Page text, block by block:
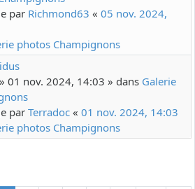
par Richmond63 « 05 nov. 2024,
photos Champignons
» 01 nov. 2024, 14:03 » dans Galerie
par Terradoc « 01 nov. 2024, 14:03
photos Champignons